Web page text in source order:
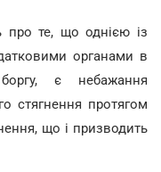
про те, що однією із
органами в
є небажання
стягнення протягом
що і призводить